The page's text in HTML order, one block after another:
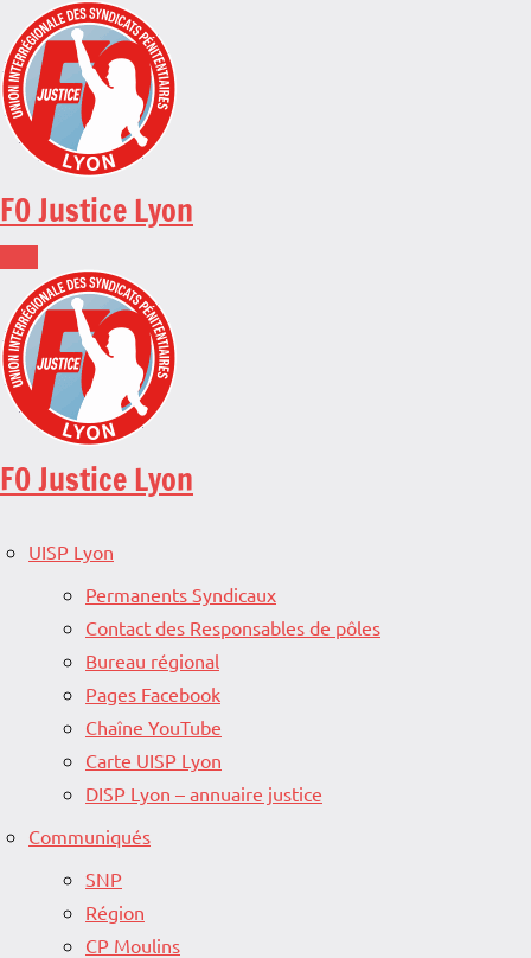
Skip
to
content
FO Justice Lyon
FO Justice Lyon
UISP Lyon
Permanents Syndicaux
Contact des Responsables de pôles
Bureau régional
Pages Facebook
Chaîne YouTube
Carte UISP Lyon
DISP Lyon – annuaire justice
Communiqués
SNP
Région
CP Moulins